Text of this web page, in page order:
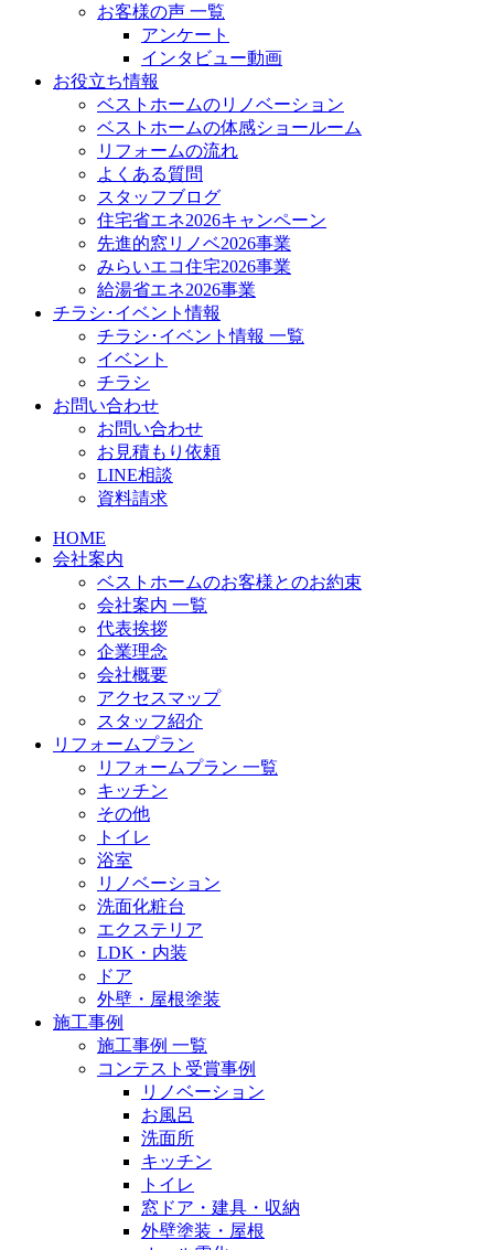
お客様の声 一覧
アンケート
インタビュー動画
お役立ち情報
ベストホームのリノベーション
ベストホームの体感ショールーム
リフォームの流れ
よくある質問
スタッフブログ
住宅省エネ2026キャンペーン
先進的窓リノベ2026事業
みらいエコ住宅2026事業
給湯省エネ2026事業
チラシ･イベント情報
チラシ･イベント情報 一覧
イベント
チラシ
お問い合わせ
お問い合わせ
お見積もり依頼
LINE相談
資料請求
HOME
会社案内
ベストホームのお客様とのお約束
会社案内 一覧
代表挨拶
企業理念
会社概要
アクセスマップ
スタッフ紹介
リフォームプラン
リフォームプラン 一覧
キッチン
その他
トイレ
浴室
リノベーション
洗面化粧台
エクステリア
LDK・内装
ドア
外壁・屋根塗装
施工事例
施工事例 一覧
コンテスト受賞事例
リノベーション
お風呂
洗面所
キッチン
トイレ
窓ドア・建具・収納
外壁塗装・屋根